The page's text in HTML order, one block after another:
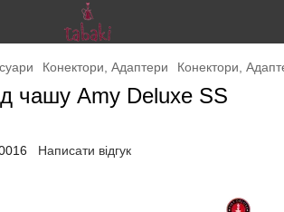
Конектори, Адаптери Конектори,
чашу Amy Deluxe SS
Написати відгук